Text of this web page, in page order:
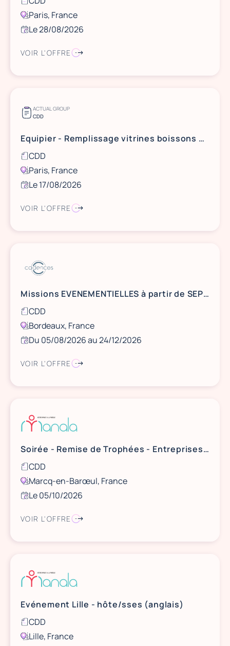
Paris, France
Le 28/08/2026
VOIR L'OFFRE
ACTUAL GROUP
CDD
Equipier - Remplissage vitrines boissons Paris FC
CDD
Paris, France
Le 17/08/2026
VOIR L'OFFRE
Missions EVENEMENTIELLES à partir de SEPTEMBRE 2026 - BORDEAUX
CDD
Bordeaux, France
Du 05/08/2026 au 24/12/2026
VOIR L'OFFRE
Soirée - Remise de Trophées - Entreprises et Cités - Hôtesses
CDD
Marcq-en-Barœul, France
Le 05/10/2026
VOIR L'OFFRE
Evénement Lille - hôte/sses (anglais)
CDD
Lille, France